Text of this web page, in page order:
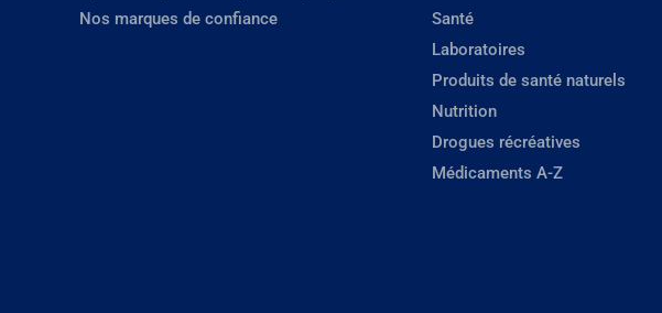
Nos marques de confiance
Santé
Laboratoires
Produits de santé naturels
Nutrition
Drogues récréatives
Médicaments A-Z